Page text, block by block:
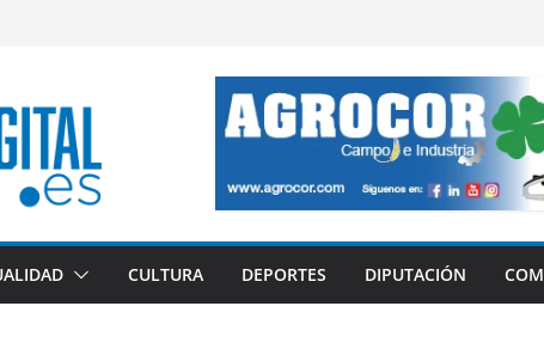
CULTURA DEPORTES DIPUTACIÓN